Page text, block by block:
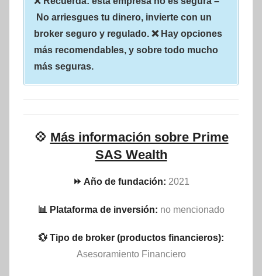
No arriesgues tu dinero, invierte con un
broker seguro y regulado. ❌ Hay opciones
más recomendables, y sobre todo mucho
más seguras.
💠 Más información sobre Prime
SAS Wealth
⏩ Año de fundación: 2021
📊 Plataforma de inversión: no mencionado
💱 Tipo de broker (productos financieros):
Asesoramiento Financiero